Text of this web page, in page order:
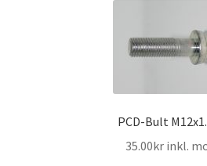
PCD-Bult
35.00kr inkl.